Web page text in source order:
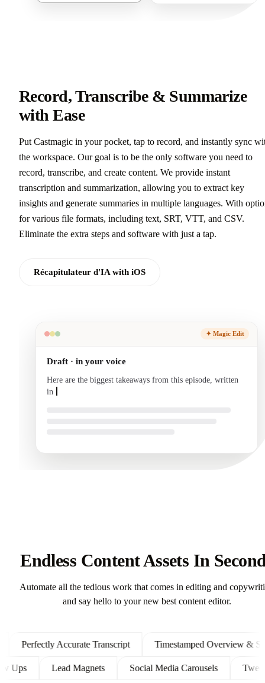
Record, Transcribe & Summarize
with Ease
Put Castmagic in your pocket, tap to record, and instantly sync
the workspace. Our goal is to be the only software you need to
record, transcribe, and create content. We provide instant
transcription and summarization, allowing you to extract key
insights and generate summaries in multiple languages. With
for various file formats, including text, SRT, VTT, and CSV.
Eliminate the extra steps and software with just a tap.
Récapitulateur d'IA with iOS
✦ Magic Edit
Draft · in your voice
Here are the biggest takeaways from this episode, written
in your voice and ready to send.
Endless Content Assets In
Automate all the tedious work that comes in editing and
and say hello to your new best content editor.
Perfectly Accurate Transcript Timestamped Overview &
Ups Lead Magnets Social Media Carousels